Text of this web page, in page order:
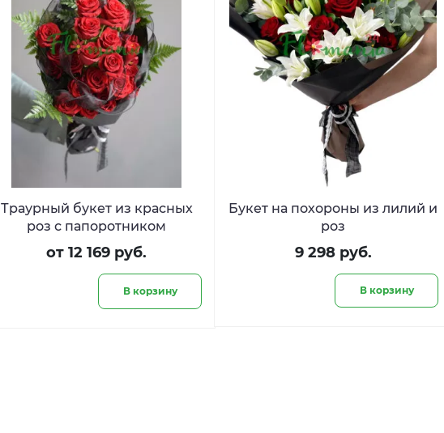
Траурный букет из красных
роз с папоротником
от 12 169 руб.
В корзину
Букет на похороны из лилий и
роз
9 298 руб.
В корзину